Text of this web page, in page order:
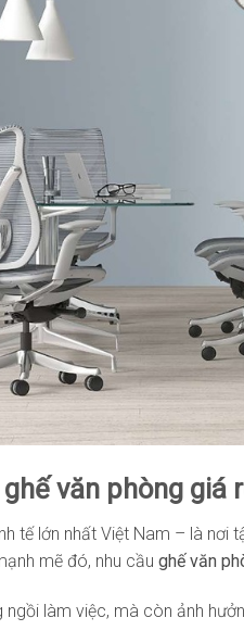
ghế văn phòng giá
tế lớn nhất Việt Nam – là
mẽ đó, nhu cầu ghế văn
làm việc, mà còn ảnh